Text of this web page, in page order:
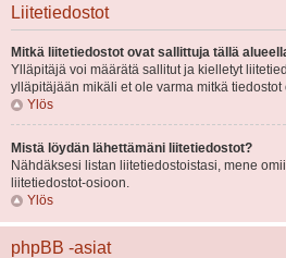
Liitetiedostot
Mitkä liitetiedostot ovat sallittuja tällä
Ylläpitäjä voi määrätä sallitut ja kielletyt
ylläpitäjään mikäli et ole varma mitkä tiedostot
Ylös
Mistä löydän lähettämäni liitetiedostot?
Nähdäksesi listan liitetiedostoistasi, mene
liitetiedostot-osioon.
Ylös
phpBB -asiat